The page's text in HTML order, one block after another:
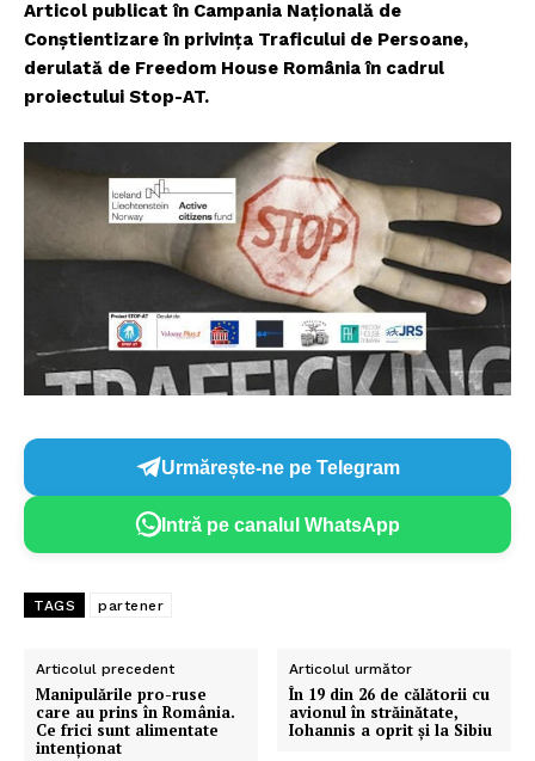
Articol publicat în Campania Națională de
Conștientizare în privința Traficului de Persoane,
derulată de Freedom House România în cadrul
proiectului Stop-AT.
Urmărește-ne pe Telegram
Intră pe canalul WhatsApp
TAGS partener
Articolul precedent
Manipulările pro-ruse
care au prins în România.
Ce frici sunt alimentate
intenționat
Articolul următor
În 19 din 26 de călătorii cu
avionul în străinătate,
Iohannis a oprit și la Sibiu